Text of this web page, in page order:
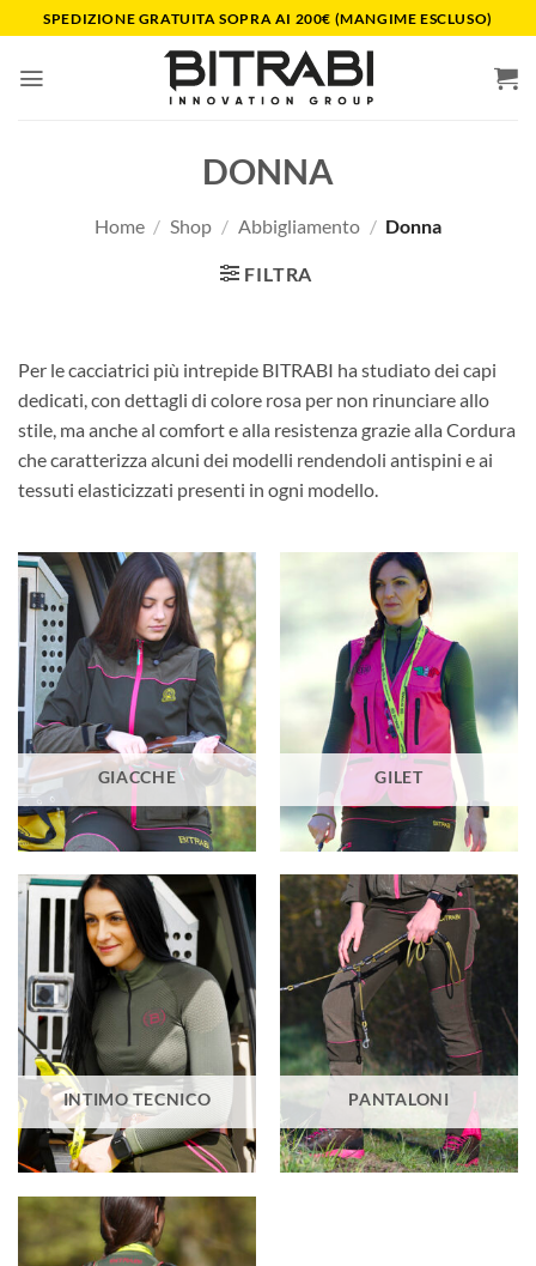
ai
contenuti
SPEDIZIONE GRATUITA SOPRA AI 200€ (MANGIME ESCLUSO)
DONNA
Home / Shop / Abbigliamento / Donna
FILTRA
Per le cacciatrici più intrepide BITRABI ha studiato dei capi
dedicati, con dettagli di colore rosa per non rinunciare allo
stile, ma anche al comfort e alla resistenza grazie alla Cordura
che caratterizza alcuni dei modelli rendendoli antispini e ai
tessuti elasticizzati presenti in ogni modello.
GIACCHE GILET
INTIMO TECNICO PANTALONI